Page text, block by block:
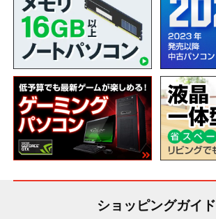
ショッピングガイド